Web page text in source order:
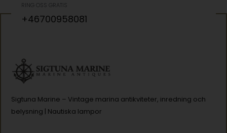
RING OSS GRATIS
+46700958081
Sigtuna Marine – Vintage marina antikviteter, inredning och
belysning | Nautiska lampor